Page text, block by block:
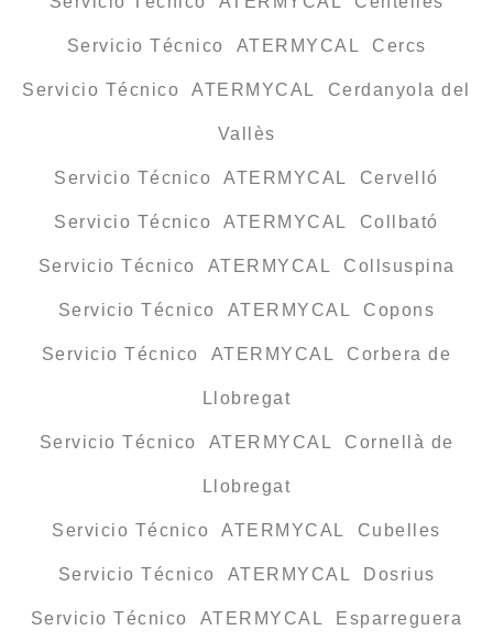
Servicio Técnico ATERMYCAL Cercs
Servicio Técnico ATERMYCAL Cerdanyola del
Vallès
Servicio Técnico ATERMYCAL Cervelló
Servicio Técnico ATERMYCAL Collbató
Servicio Técnico ATERMYCAL Collsuspina
Servicio Técnico ATERMYCAL Copons
Servicio Técnico ATERMYCAL Corbera de
Llobregat
Servicio Técnico ATERMYCAL Cornellà de
Llobregat
Servicio Técnico ATERMYCAL Cubelles
Servicio Técnico ATERMYCAL Dosrius
Servicio Técnico ATERMYCAL Esparreguera